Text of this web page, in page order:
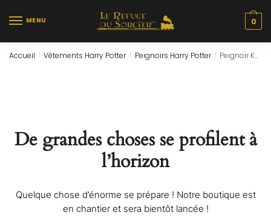
MENU 0
Accueil / Vêtements Harry Potter / Peignoirs Harry Potter / Peignoir Kawaii (Femme)
De grandes choses se profilent à
l’horizon
Quelque chose d’énorme se prépare ! Notre boutique est
en chantier et sera bientôt lancée !